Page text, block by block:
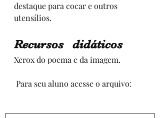
destaque para cocar e outros
utensílios.
Recursos   didáticos
Xerox do poema e da imagem.
Para seu aluno acesse o arquivo: